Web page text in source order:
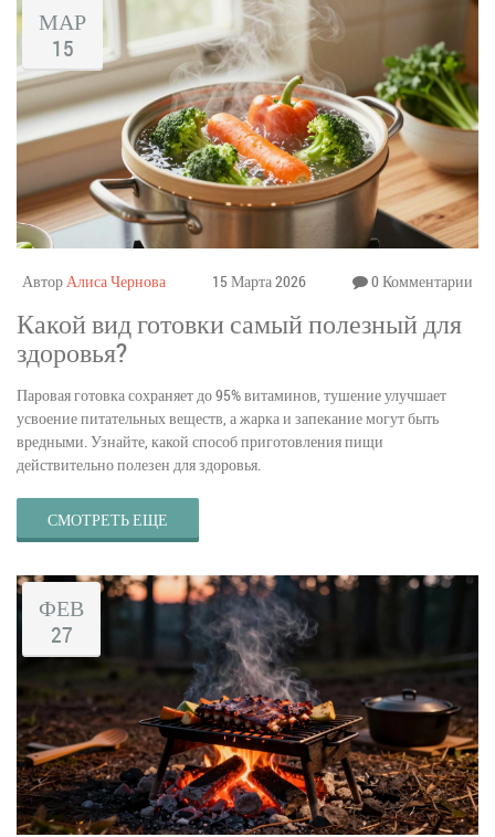
МАР
15
АвторАлиса Чернова 15 Марта 2026 0 Комментарии
Какой вид готовки самый полезный для
здоровья?
Паровая готовка сохраняет до 95% витаминов, тушение улучшает
усвоение питательных веществ, а жарка и запекание могут быть
вредными. Узнайте, какой способ приготовления пищи
действительно полезен для здоровья.
СМОТРЕТЬ ЕЩЕ
ФЕВ
27